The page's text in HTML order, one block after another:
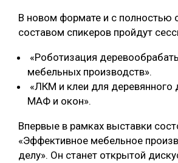
В новом формате и с полностью
составом спикеров пройдут
«Роботизация
мебельных производств».
«ЛКМ и клеи для деревянного
МАФ и окон».
Впервые в рамках выставки
«Эффективное мебельное
делу». Он станет открытой